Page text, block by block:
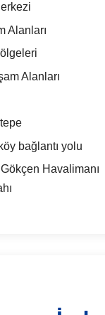
Alanları
Alanları
bağlantı yolu
Havalimanı